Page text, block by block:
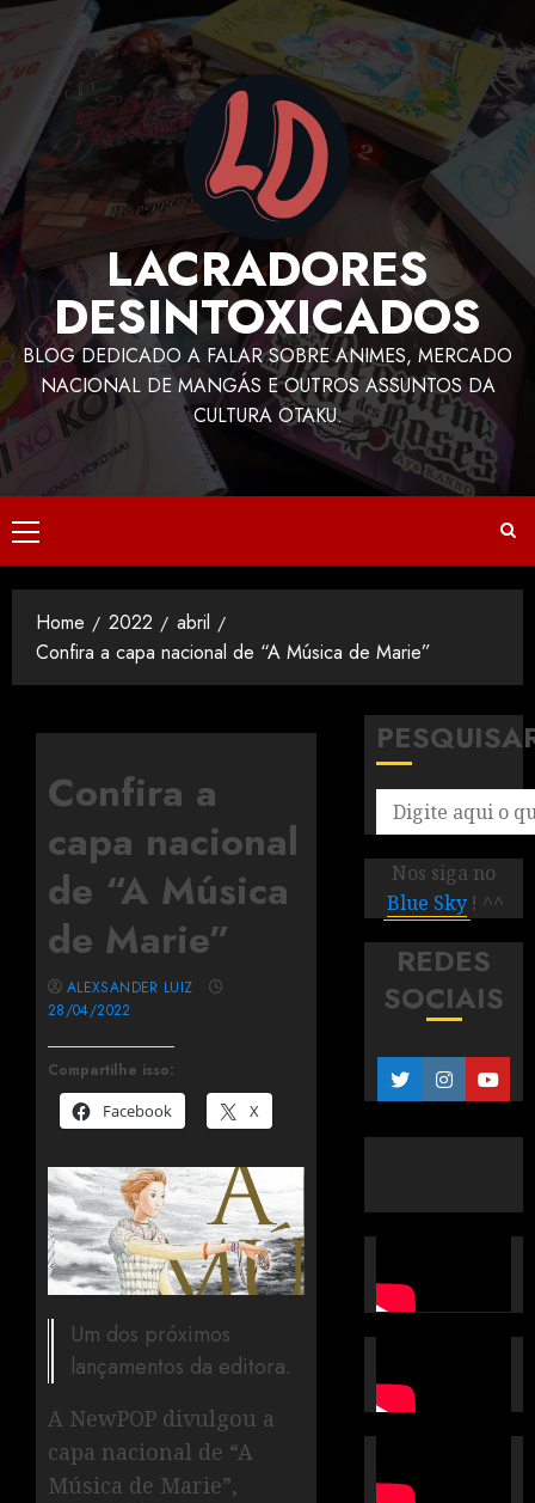
LACRADORES
DESINTOXICADOS
BLOG DEDICADO A FALAR SOBRE ANIMES, MERCADO
NACIONAL DE MANGÁS E OUTROS ASSUNTOS DA
CULTURA OTAKU.
Home 2022
abril
Confira a capa nacional de “A Música de Marie”
Confira a
capa nacional
de “A Música
de Marie”
Compartilhe isso:
Facebook
X
ALEXSANDER LUIZ
28/04/2022
Um dos próximos
lançamentos da editora.
A NewPOP divulgou a
capa nacional de “A
Música de Marie”,
Nos siga no
Blue Sky ! ^^
REDES
SOCIAIS